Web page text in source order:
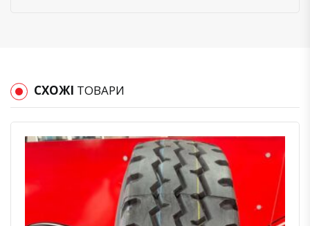
СХОЖІ ТОВАРИ